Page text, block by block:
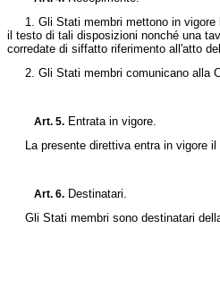
1. Gli Stati membri mettono in
il testo di tali disposizioni nonché una
corredate di siffatto riferimento all'atto
2. Gli Stati membri comunicano alla
Art. 5. Entrata in vigore.
La presente direttiva entra in vigore
Art. 6. Destinatari.
Gli Stati membri sono destinatari